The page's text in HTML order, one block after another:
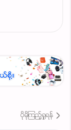
ပိုမိုကြည့်ရှုရန်